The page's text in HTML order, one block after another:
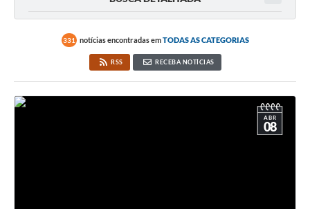
331 notícias encontradas emTODAS AS CATEGORIAS
RSS RECEBA NOTÍCIAS
ABR
08